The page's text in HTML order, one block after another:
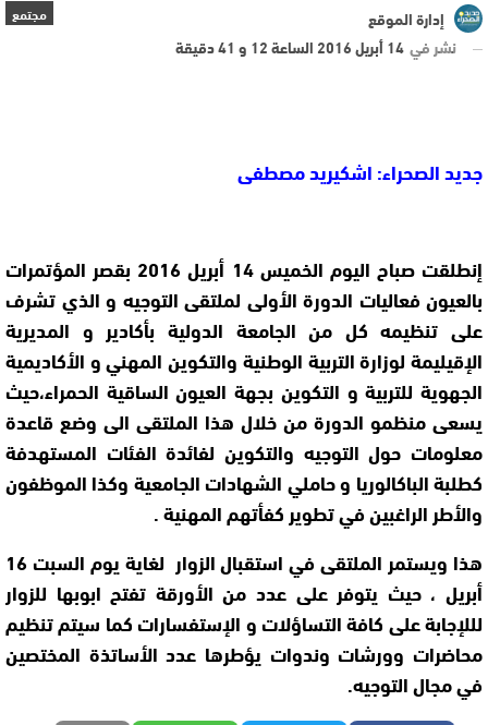
مجتمع
إدارة الموقع
نشر في14 أبريل 2016 الساعة 12 و 41 دقيقة
جديد الصحراء: اشكيريد مصطفى
إنطلقت صباح اليوم الخميس 14 أبريل 2016 بقصر المؤتمرات
بالعيون فعاليات الدورة الأولى لملتقى التوجيه و الذي تشرف
على تنظيمه كل من الجامعة الدولية بأكادير و المديرية
الإقيليمة لوزارة التربية الوطنية والتكوين المهني و الأكاديمية
الجهوية للتربية و التكوين بجهة العيون الساقية الحمراء،حيث
يسعى منظمو الدورة من خلال هذا الملتقى الى وضع قاعدة
معلومات حول التوجيه والتكوين لفائدة الفئات المستهدفة
كطلبة الباكالوريا و حاملي الشهادات الجامعية وكذا الموظفون
والأطر الراغبين في تطوير كفأتهم المهنية .
هذا ويستمر الملتقى في استقبال الزوار لغاية يوم السبت 16
أبريل ، حيث يتوفر على عدد من الأورقة تفتح ابوبها للزوار
لللإجابة على كافة التساؤلات و الإستفسارات كما سيتم تنظيم
محاضرات وورشات وندوات يؤطرها عدد الأساتذة المختصين
في مجال التوجيه.